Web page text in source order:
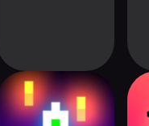
Radiant